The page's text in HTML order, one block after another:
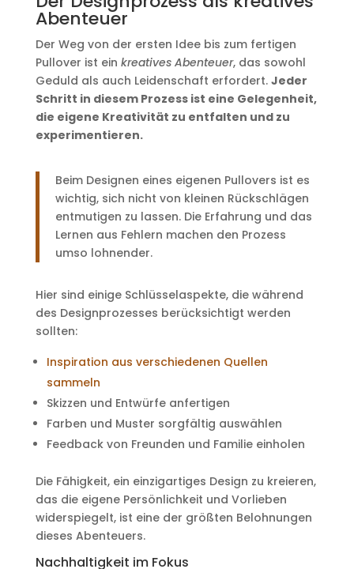
Abenteuer
Der Weg von der ersten Idee bis zum fertigen
Pullover ist ein kreatives Abenteuer, das sowohl
Geduld als auch Leidenschaft erfordert. Jeder
Schritt in diesem Prozess ist eine Gelegenheit,
die eigene Kreativität zu entfalten und zu
experimentieren.
Beim Designen eines eigenen Pullovers ist es
wichtig, sich nicht von kleinen Rückschlägen
entmutigen zu lassen. Die Erfahrung und das
Lernen aus Fehlern machen den Prozess
umso lohnender.
Hier sind einige Schlüsselaspekte, die während
des Designprozesses berücksichtigt werden
sollten:
Inspiration aus verschiedenen Quellen
sammeln
Skizzen und Entwürfe anfertigen
Farben und Muster sorgfältig auswählen
Feedback von Freunden und Familie einholen
Die Fähigkeit, ein einzigartiges Design zu kreieren,
das die eigene Persönlichkeit und Vorlieben
widerspiegelt, ist eine der größten Belohnungen
dieses Abenteuers.
Nachhaltigkeit im Fokus